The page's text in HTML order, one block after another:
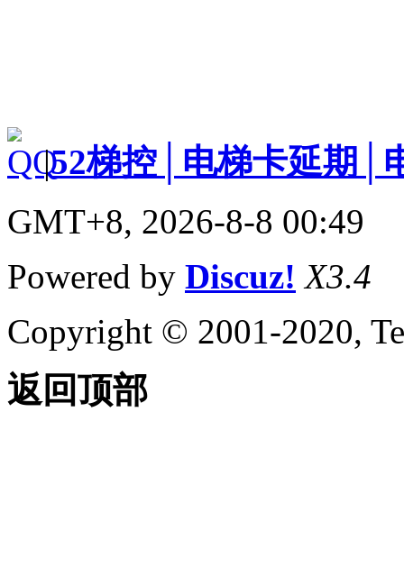
|52梯控│电梯卡延期│
GMT+8, 2026-8-8 00:49
Powered by Discuz! X3.4
Copyright © 2001-2020,
返回顶部